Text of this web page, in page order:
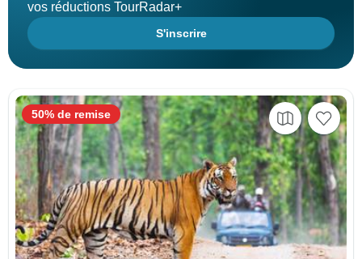
vos réductions TourRadar+
S'inscrire
50% de remise